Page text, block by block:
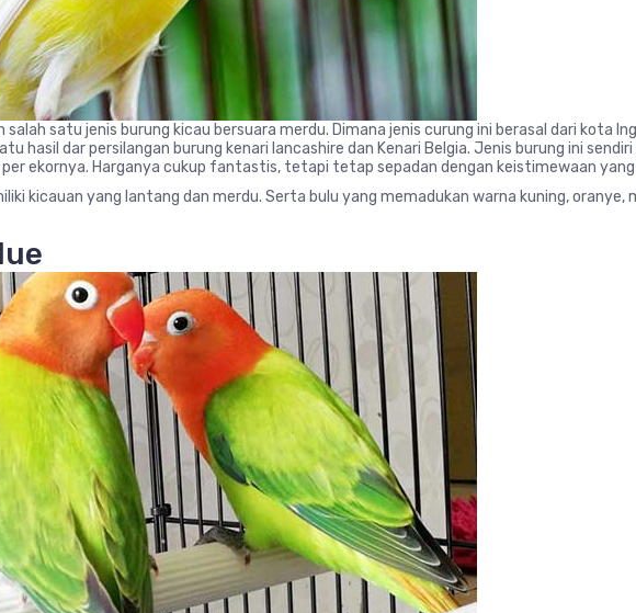
satu jenis burung kicau bersuara merdu. Dimana jenis curung ini berasal dari kota
hasil dar persilangan burung kenari lancashire dan Kenari Belgia. Jenis burung ini
ekornya. Harganya cukup fantastis, tetapi tetap sepadan dengan keistimewaan yang
kicauan yang lantang dan merdu. Serta bulu yang memadukan warna kuning,